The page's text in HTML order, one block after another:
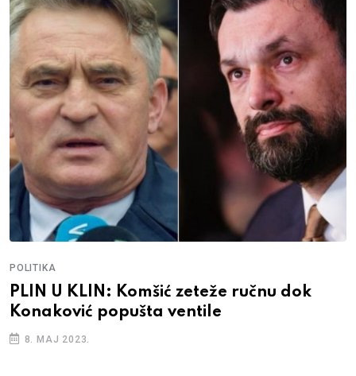
POLITIKA
PLIN U KLIN: Komšić zeteže ručnu dok
Konaković popušta ventile
8. MAJ 2023.